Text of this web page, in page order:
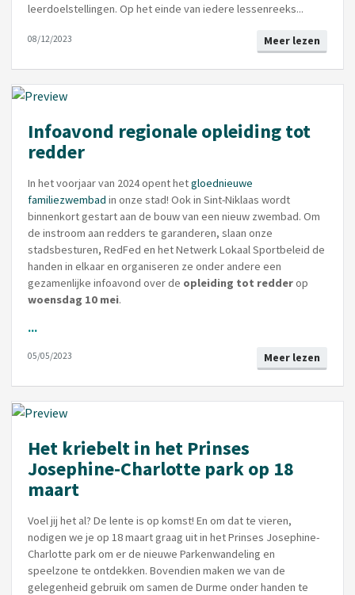
leerdoelstellingen. Op het einde van iedere lessenreeks...
Meer lezen
08/12/2023
Infoavond regionale opleiding tot
redder
In het voorjaar van 2024 opent hetgloednieuwe
familiezwembad in onze stad! Ook in Sint-Niklaas wordt
binnenkort gestart aan de bouw van een nieuw zwembad. Om
de instroom aan redders te garanderen, slaan onze
stadsbesturen, RedFed en het Netwerk Lokaal Sportbeleid de
handen in elkaar en organiseren ze onder andere een
gezamenlijke infoavond over de opleiding tot redderop
woensdag 10 mei.
...
Meer lezen
05/05/2023
Het kriebelt in het Prinses
Josephine-Charlotte park op 18
maart
Voel jij het al? De lente is op komst! En om dat te vieren,
nodigen we je op 18 maart graag uit in het Prinses Josephine-
Charlotte park om er de nieuwe Parkenwandeling en
speelzone te ontdekken. Bovendien maken we van de
gelegenheid gebruik om samen de Durme onder handen te